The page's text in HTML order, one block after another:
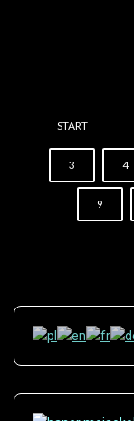
START
3 4
9